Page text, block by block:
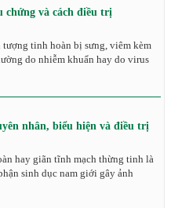
chứng và cách điều trị
tinh hoàn bị sưng, viêm kèm
do nhiễm khuẩn hay do virus
nhân, biểu hiện và điều trị
hay giãn tĩnh mạch thừng tinh là
sinh dục nam giới gây ảnh